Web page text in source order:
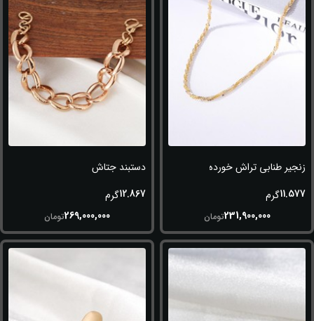
زنجیر طنابی تراش خورده (طلاسفید-زرد)
11.577گرم
231,900,000تومان
دستبند جتاش
12.867گرم
269,000,000تومان